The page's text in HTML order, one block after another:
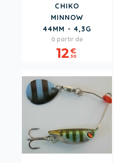
CHIKO
MINNOW
44MM - 4,3G
Prix
à partir de
12€
30